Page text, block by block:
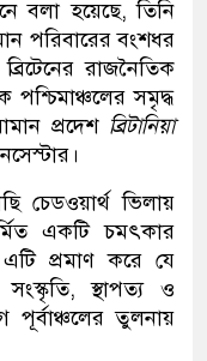
বলা হয়েছে, তিনি
পরিবারের বংশধর
রাজনৈতিক
পশ্চিমাঞ্চলের সমৃদ্ধ
প্রদেশ ব্রিটানিয়া
চেডওয়ার্থ ভিলায়
একটি চমৎকার
প্রমাণ করে যে
স্থাপত্য ও
পূর্বাঞ্চলের তুলনায়